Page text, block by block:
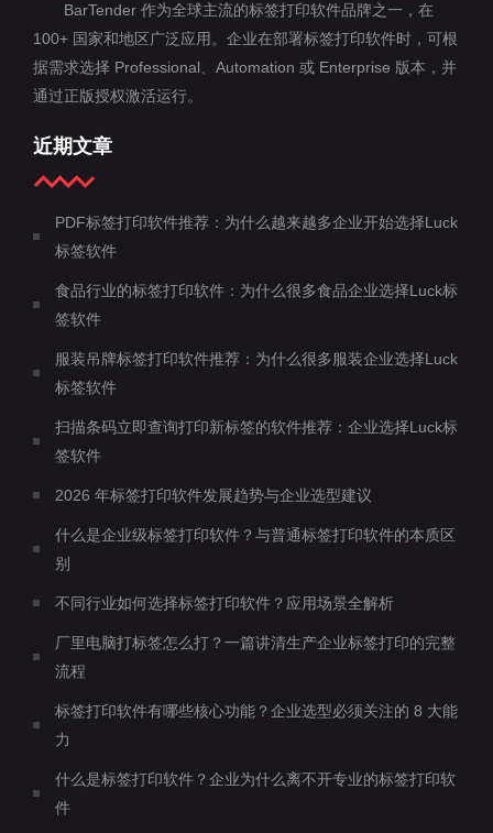
BarTender 作为全球主流的标签打印软件品牌之一，在
100+ 国家和地区广泛应用。企业在部署标签打印软件时，可根
据需求选择 Professional、Automation 或 Enterprise 版本，并
通过正版授权激活运行。
近期文章
PDF标签打印软件推荐：为什么越来越多企业开始选择Luck
标签软件
食品行业的标签打印软件：为什么很多食品企业选择Luck标
签软件
服装吊牌标签打印软件推荐：为什么很多服装企业选择Luck
标签软件
扫描条码立即查询打印新标签的软件推荐：企业选择Luck标
签软件
2026 年标签打印软件发展趋势与企业选型建议
什么是企业级标签打印软件？与普通标签打印软件的本质区
别
不同行业如何选择标签打印软件？应用场景全解析
厂里电脑打标签怎么打？一篇讲清生产企业标签打印的完整
流程
标签打印软件有哪些核心功能？企业选型必须关注的 8 大能
力
什么是标签打印软件？企业为什么离不开专业的标签打印软
件